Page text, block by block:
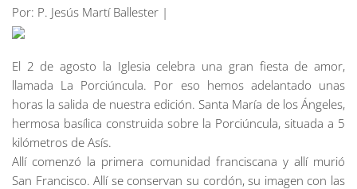
Por: P. Jesús Martí Ballester |
El 2 de agosto la Iglesia celebra una gran fiesta de amor,
llamada La Porciúncula. Por eso hemos adelantado unas
horas la salida de nuestra edición. Santa María de los Ángeles,
hermosa basílica construida sobre la Porciúncula, situada a 5
kilómetros de Asís.
Allí comenzó la primera comunidad franciscana y allí murió
San Francisco. Allí se conservan su cordón, su imagen con las